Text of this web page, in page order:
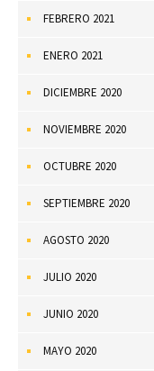
FEBRERO 2021
ENERO 2021
DICIEMBRE 2020
NOVIEMBRE 2020
OCTUBRE 2020
SEPTIEMBRE 2020
AGOSTO 2020
JULIO 2020
JUNIO 2020
MAYO 2020